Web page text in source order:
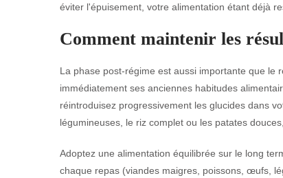
éviter l'épuisement, votre alimentation étant déjà
Comment maintenir les
La phase post-régime est aussi importante que le
immédiatement ses anciennes habitudes
réintroduisez progressivement les glucides dans
légumineuses, le riz complet ou les patates
Adoptez une alimentation équilibrée sur le long
chaque repas (viandes maigres, poissons, œufs,